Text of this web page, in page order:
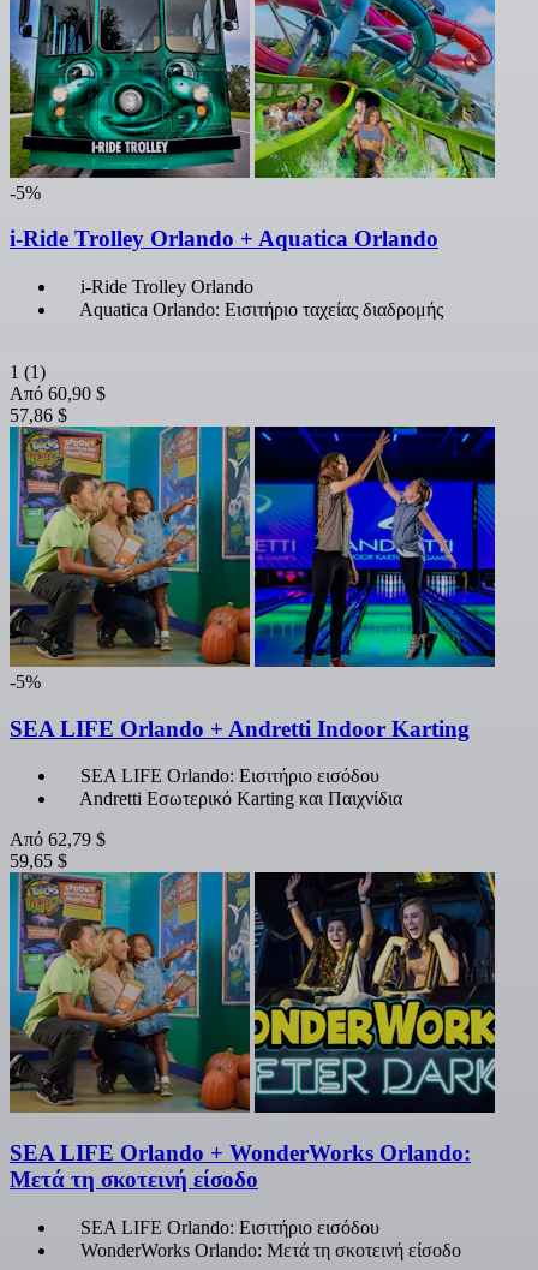
-5%
i-Ride Trolley Orlando + Aquatica Orlando
i-Ride Trolley Orlando
Aquatica Orlando: Εισιτήριο ταχείας διαδρομής
1 (1)
Από 60,90 $
57,86 $
-5%
SEA LIFE Orlando + Andretti Indoor Karting
SEA LIFE Orlando: Εισιτήριο εισόδου
Andretti Εσωτερικό Karting και Παιχνίδια
Από 62,79 $
59,65 $
SEA LIFE Orlando + WonderWorks Orlando:
Μετά τη σκοτεινή είσοδο
SEA LIFE Orlando: Εισιτήριο εισόδου
WonderWorks Orlando: Μετά τη σκοτεινή είσοδο